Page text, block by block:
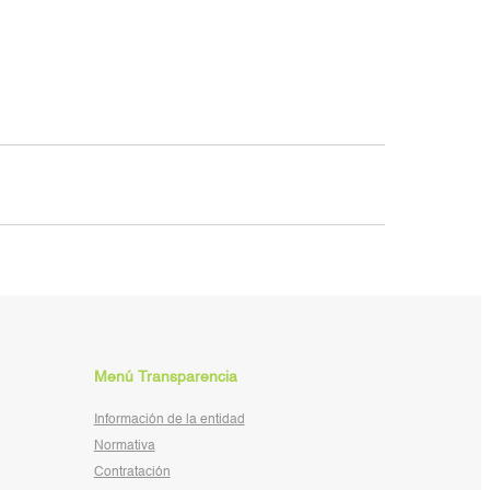
Menú Transparencia
Información de la entidad
Normativa
Contratación